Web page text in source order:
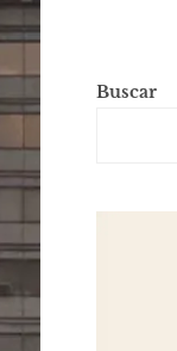
Buscar